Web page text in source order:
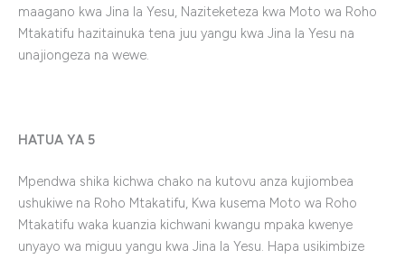
maagano kwa Jina la Yesu, Naziteketeza kwa Moto wa Roho
Mtakatifu hazitainuka tena juu yangu kwa Jina la Yesu na
unajiongeza na wewe.
HATUA YA 5
Mpendwa shika kichwa chako na kutovu anza kujiombea
ushukiwe na Roho Mtakatifu, Kwa kusema Moto wa Roho
Mtakatifu waka kuanzia kichwani kwangu mpaka kwenye
unyayo wa miguu yangu kwa Jina la Yesu. Hapa usikimbize